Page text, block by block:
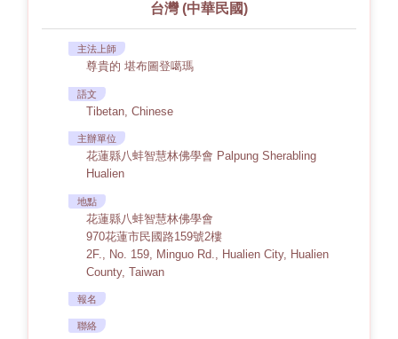
台灣 (中華民國)
主法上師
尊貴的 堪布圖登噶瑪
語文
Tibetan, Chinese
主辦單位
花蓮縣八蚌智慧林佛學會 Palpung Sherabling
Hualien
地點
花蓮縣八蚌智慧林佛學會
970花蓮市民國路159號2樓
2F., No. 159, Minguo Rd., Hualien City, Hualien
County, Taiwan
報名
聯絡